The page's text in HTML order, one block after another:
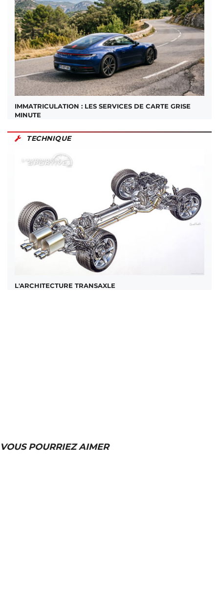
IMMATRICULATION : LES SERVICES DE CARTE GRISE
MINUTE
TECHNIQUE
L'ARCHITECTURE TRANSAXLE
VOUS POURRIEZ AIMER